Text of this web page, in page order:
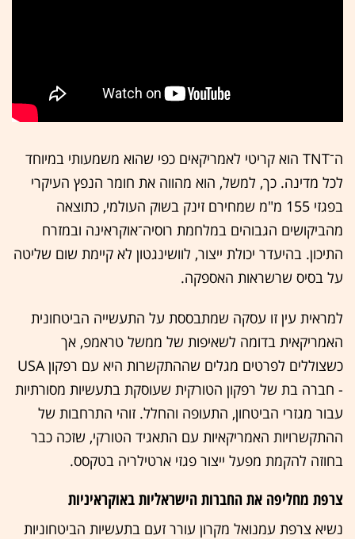
ה־TNT הוא קריטי לאמריקאים כפי שהוא משמעותי במיוחד
לכל מדינה. כך, למשל, הוא מהווה את חומר הנפץ העיקרי
בפגזי 155 מ"מ שמחירם זינק בשוק העולמי, כתוצאה
מהביקושים הגבוהים במלחמת רוסיה־אוקראינה ובמזרח
התיכון. בהיעדר יכולת ייצור, לוושינגטון לא קיימת שום שליטה
על בסיס שרשראות האספקה.
למראית עין זו עסקה שמתבססת על התעשייה הביטחונית
האמריקאית בדומה לשאיפות של ממשל טראמפ, אך
כשצוללים לפרטים מגלים שההתקשרות היא עם רפקון USA
- חברה בת של רפקון הטורקית שעוסקת בתעשיות מסורתיות
עבור מגזרי הביטחון, התעופה והחלל. זוהי התרחבות של
ההתקשרויות האמריקאיות עם התאגיד הטורקי, שזכה כבר
בחוזה להקמת מפעל ייצור פגזי ארטילריה בטקסס.
צרפת מחליפה את החברות הישראליות באוקראיניות
נשיא צרפת עמנואל מקרון עורר זעם בתעשיות הביטחוניות